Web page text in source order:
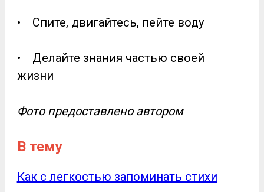
• Спите, двигайтесь, пейте воду
• Делайте знания частью своей
жизни
Фото предоставлено автором
В тему
Как с легкостью запоминать стихи